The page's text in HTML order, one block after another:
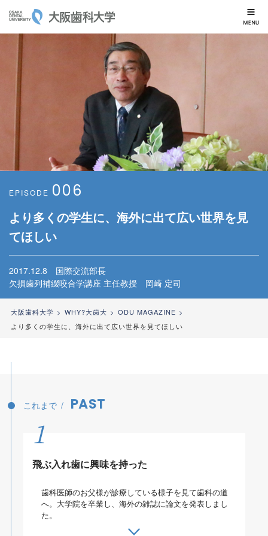
EPISODE 006
より多くの学生に、海外に出て広い世界を見
てほしい
2017.12.8 国際交流部長
欠損歯列補綴咬合学講座 主任教授 岡崎 定司
大阪歯科大学 WHY?大歯大
ODU MAGAZINE
より多くの学生に、海外に出て広い世界を見てほしい
これまで PAST
1
飛ぶ入れ歯に興味を持った
歯科医師のお父様が診療している様子を見て歯科の道
へ。大学院を卒業し、海外の雑誌に論文を発表しまし
た。